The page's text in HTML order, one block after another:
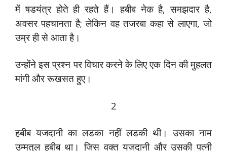
में षडयंत्र होते ही रहते हैं। हबीब नेक है, समझदार है,
अवसर पहचानता है; लेकिन वह तजरबा कहा से लाएगा, जो
उम्र ही से आता है।
उन्‍होंने इस प्रश्‍न पर विचार करने के लिए एक दिन की मुहलत
मांगी और रूखसत हुए।
2
हबीब यजदानी का लडका नहीं लडकी थी। उसका नाम
उम्‍मतुल हबीब था। जिस वक्‍त यजदानी और उसकी पत्‍नी